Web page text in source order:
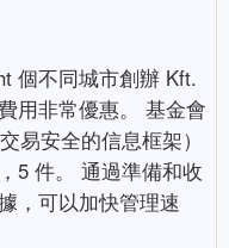
個不同城市創辦 Kft.
用非常優惠。 基金會
易安全的信息框架）
5 件。 通過準備和收
，可以加快管理速